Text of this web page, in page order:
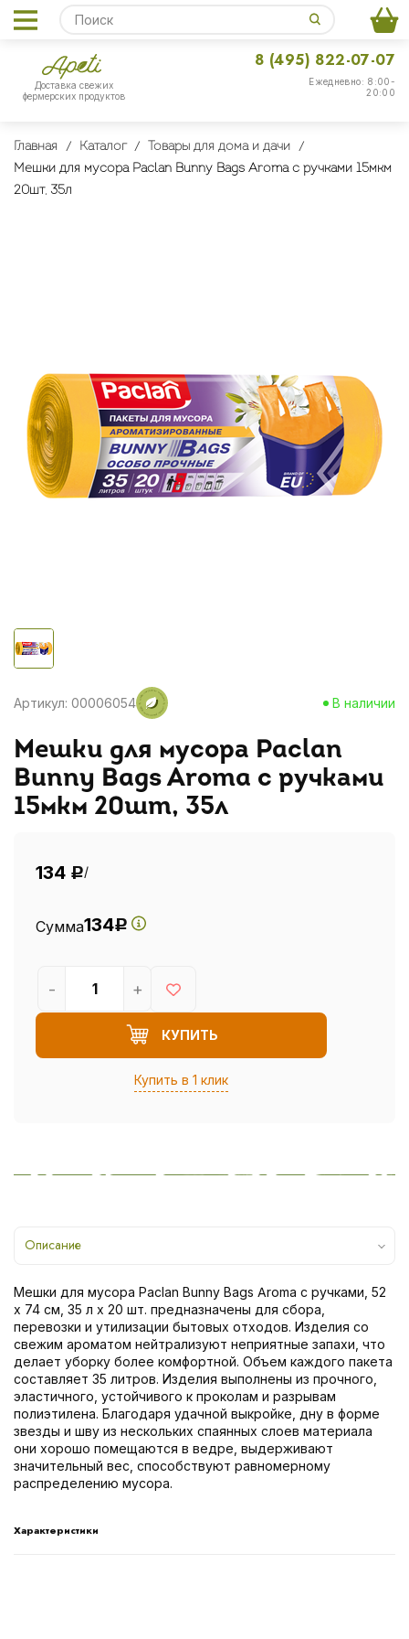
Доставка свежих
фермерских продуктов
Ежедневно: 8:00-
20:00
8 (495) 822-07-07
Главная Каталог
Товары для дома и дачи
Мешки для мусора Paclan Bunny Bags Aroma с ручками 15мкм
20шт, 35л
Артикул: 00006054 В наличии
Мешки для мусора Paclan
Bunny Bags Aroma с ручками
15мкм 20шт, 35л
134 Р/
Сумма134Р
КУПИТЬ
Купить в 1 клик
- +
Описание
Мешки для мусора Paclan Bunny Bags Aroma с ручками, 52
х 74 см, 35 л х 20 шт. предназначены для сбора,
перевозки и утилизации бытовых отходов. Изделия со
свежим ароматом нейтрализуют неприятные запахи, что
делает уборку более комфортной. Объем каждого пакета
составляет 35 литров. Изделия выполнены из прочного,
эластичного, устойчивого к проколам и разрывам
полиэтилена. Благодаря удачной выкройке, дну в форме
звезды и шву из нескольких спаянных слоев материала
они хорошо помещаются в ведре, выдерживают
значительный вес, способствуют равномерному
распределению мусора.
Характеристики